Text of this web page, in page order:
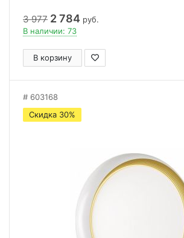
3 977 2 784 руб.
В наличии: 73
В корзину
603168
Скидка 30%